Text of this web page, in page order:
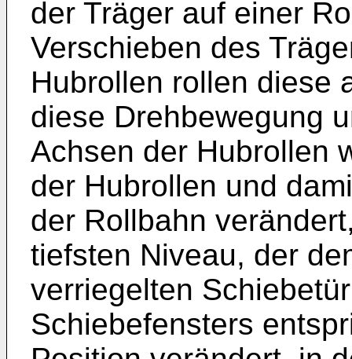
der Träger auf einer
Verschieben des
Hubrollen rollen diese
diese Drehbewegung
Achsen der Hubrollen
der Hubrollen und
der Rollbahn
tiefsten Niveau, der
verriegelten
Schiebefensters